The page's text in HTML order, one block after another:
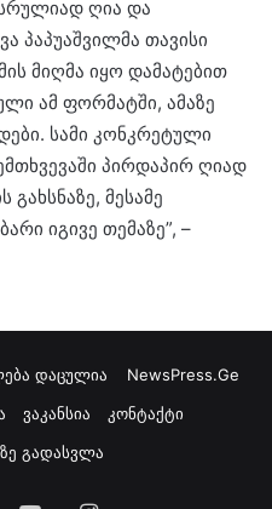
ღია და
პაპუაშვილმა თავისი
მიღმა იყო დამატებით
ამ ფორმატში, ამაზე
სამი კონკრეტული
პირდაპირ ღიად
მესამე
იგივე თემაზე”, –
დაცულია NewsPress.Ge
ვაკანსია
კონტაქტი
გადასვლა